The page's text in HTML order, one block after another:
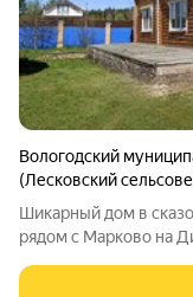
Вологодский
(Лесковский
Шикарный дом в
рядом с Марково на
этаж- комната, кухня,